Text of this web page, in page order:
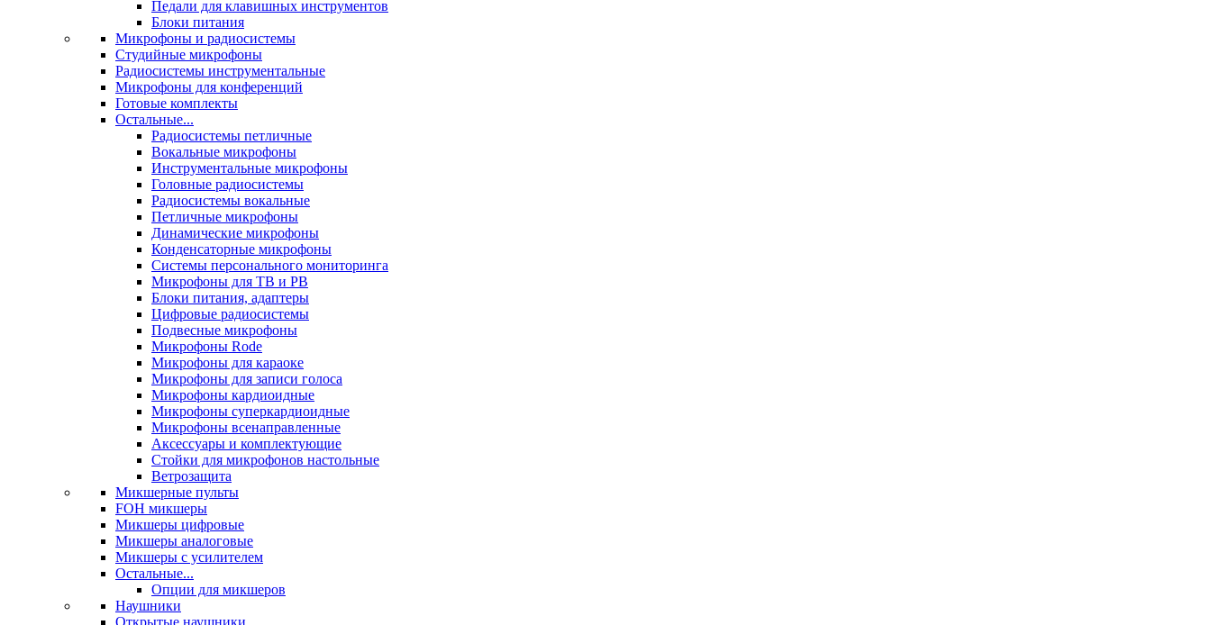
Педали для клавишных инструментов
Блоки питания
Микрофоны и радиосистемы
Студийные микрофоны
Радиосистемы инструментальные
Микрофоны для конференций
Готовые комплекты
Остальные...
Радиосистемы петличные
Вокальные микрофоны
Инструментальные микрофоны
Головные радиосистемы
Радиосистемы вокальные
Петличные микрофоны
Динамические микрофоны
Конденсаторные микрофоны
Системы персонального мониторинга
Микрофоны для ТВ и РВ
Блоки питания, адаптеры
Цифровые радиосистемы
Подвесные микрофоны
Микрофоны Rode
Микрофоны для караоке
Микрофоны для записи голоса
Микрофоны кардиоидные
Микрофоны суперкардиоидные
Микрофоны всенаправленные
Аксессуары и комплектующие
Стойки для микрофонов настольные
Ветрозащита
Микшерные пульты
FOH микшеры
Микшеры цифровые
Микшеры аналоговые
Микшеры с усилителем
Остальные...
Опции для микшеров
Наушники
Открытые наушники